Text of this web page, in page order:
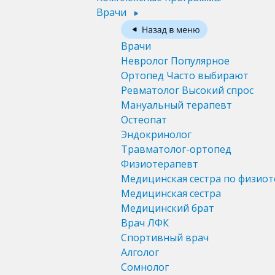
Врачи
Врачи
Невролог Популярное
Ортопед Часто выбирают
Ревматолог Высокий спрос
Мануальный терапевт
Остеопат
Эндокринолог
Травматолог-ортопед
Физиотерапевт
Медицинская сестра по
Медицинская сестра
Медицинский брат
Врач ЛФК
Спортивный врач
Алголог
Сомнолог